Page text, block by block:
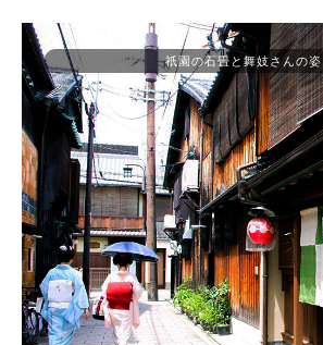
祇園の石畳と舞妓さんの姿